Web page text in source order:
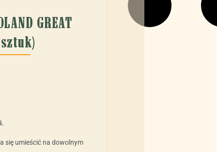
GREAT
się umieścić na dowolnym